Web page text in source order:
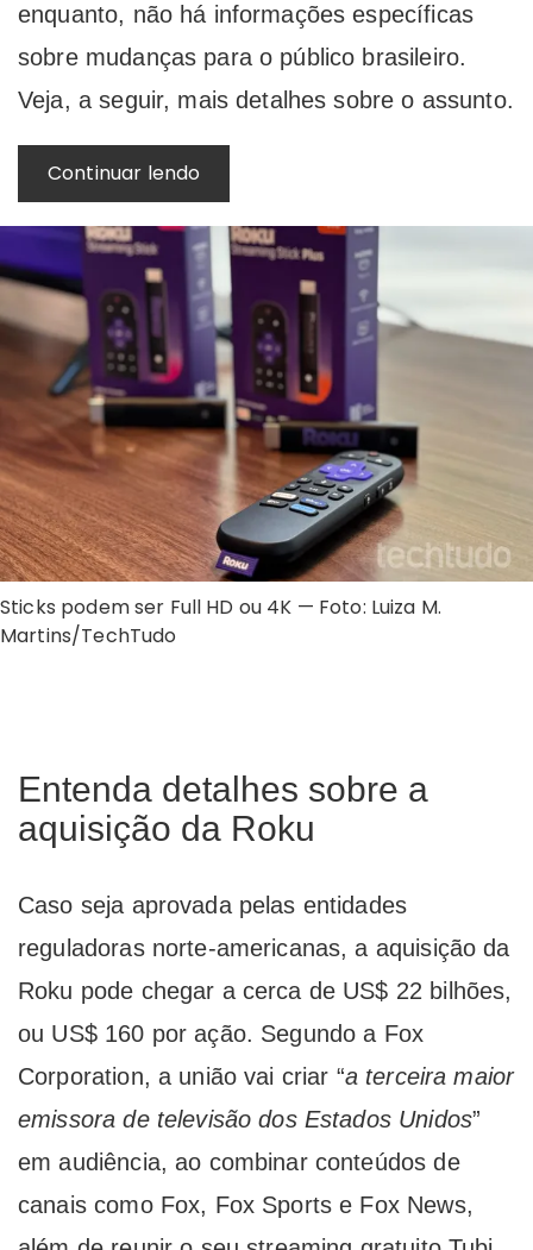
enquanto, não há informações específicas
sobre mudanças para o público brasileiro.
Veja, a seguir, mais detalhes sobre o assunto.
Continuar lendo
Sticks podem ser Full HD ou 4K — Foto: Luiza M.
Martins/TechTudo
Entenda detalhes sobre a
aquisição da Roku
Caso seja aprovada pelas entidades
reguladoras norte-americanas, a aquisição da
Roku pode chegar a cerca de US$ 22 bilhões,
ou US$ 160 por ação. Segundo a Fox
Corporation, a união vai criar “a terceira maior
emissora de televisão dos Estados Unidos”
em audiência, ao combinar conteúdos de
canais como Fox, Fox Sports e Fox News,